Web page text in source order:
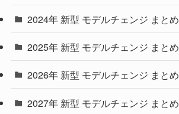
(4)
(9)
(4)
2024年 新型 モデルチェンジ まとめ
2025年 新型 モデルチェンジ まとめ
2026年 新型 モデルチェンジ まとめ
2027年 新型 モデルチェンジ まとめ